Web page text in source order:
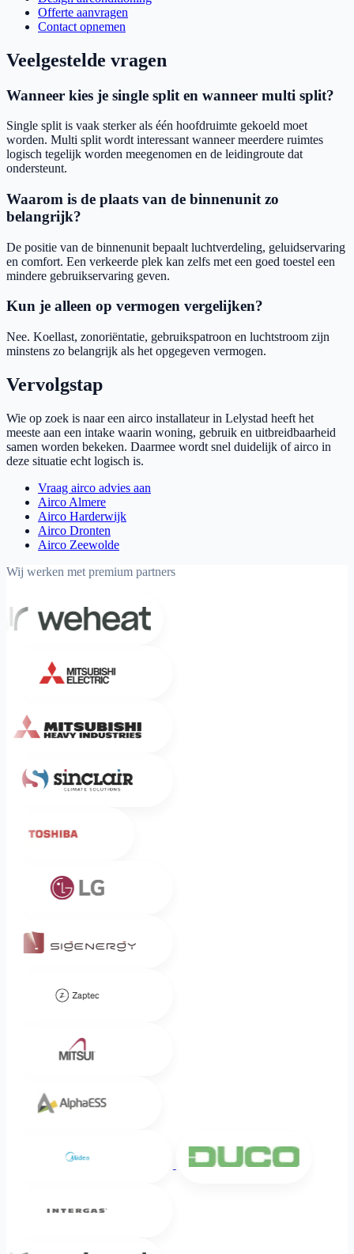
Offerte aanvragen
Contact opnemen
Veelgestelde vragen
Wanneer kies je single split en wanneer multi split?
Single split is vaak sterker als één hoofdruimte gekoeld moet
worden. Multi split wordt interessant wanneer meerdere ruimtes
logisch tegelijk worden meegenomen en de leidingroute dat
ondersteunt.
Waarom is de plaats van de binnenunit zo
belangrijk?
De positie van de binnenunit bepaalt luchtverdeling, geluidservaring
en comfort. Een verkeerde plek kan zelfs met een goed toestel een
mindere gebruikservaring geven.
Kun je alleen op vermogen vergelijken?
Nee. Koellast, zonoriëntatie, gebruikspatroon en luchtstroom zijn
minstens zo belangrijk als het opgegeven vermogen.
Vervolgstap
Wie op zoek is naar een airco installateur in Lelystad heeft het
meeste aan een intake waarin woning, gebruik en uitbreidbaarheid
samen worden bekeken. Daarmee wordt snel duidelijk of airco in
deze situatie echt logisch is.
Vraag airco advies aan
Airco Almere
Airco Harderwijk
Airco Dronten
Airco Zeewolde
Wij werken met premium partners